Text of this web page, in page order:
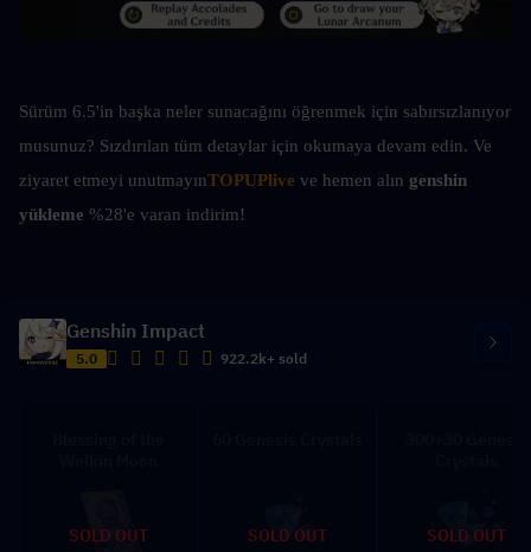
Sürüm 6.5'in başka neler sunacağını öğrenmek için sabırsızlanıyor
musunuz? Sızdırılan tüm detaylar için okumaya devam edin. Ve
ziyaret etmeyi unutmayınTOPUPlive ve hemen alın genshin
yükleme %28'e varan indirim!
Genshin Impact
5.0 922.2k+ sold
SOLD OUT SOLD OUT SOLD OUT